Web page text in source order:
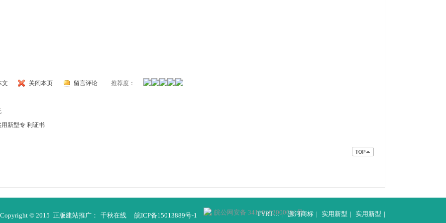
文 关闭本页 留言评论 推荐度：
用新型专 利证书
© 2015 正版建站推广： 千秋在线 皖ICP备15013889号-1 皖公网安备 34118102000631号
TYRT… | 源河商标 | 实用新型 | 实用新型 |